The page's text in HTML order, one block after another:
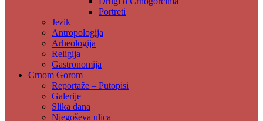
Portreti
Jezik
Antropologija
Arheologija
Religija
Gastronomija
Crnom Gorom
Reportaže – Putopisi
Galerije
Slika dana
Njegoševa ulica